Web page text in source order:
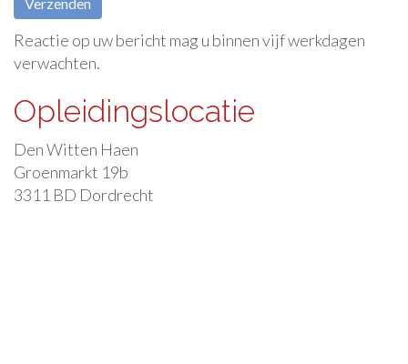
Reactie op uw bericht mag u binnen vijf werkdagen
verwachten.
Opleidingslocatie
Den Witten Haen
Groenmarkt 19b
3311 BD Dordrecht